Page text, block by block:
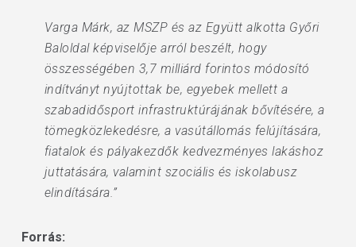
Varga Márk, az MSZP és az Együtt alkotta Győri
Baloldal képviselője arról beszélt, hogy
összességében 3,7 milliárd forintos módosító
indítványt nyújtottak be, egyebek mellett a
szabadidősport infrastruktúrájának bővítésére, a
tömegközlekedésre, a vasútállomás felújítására,
fiatalok és pályakezdők kedvezményes lakáshoz
juttatására, valamint szociális és iskolabusz
elindítására.”
Forrás: